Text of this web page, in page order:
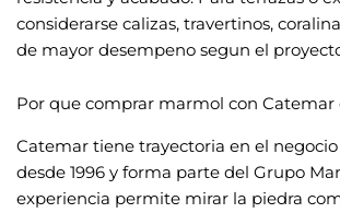
considerarse calizas, travertinos,
de mayor desempeno segun el
Por que comprar marmol con Catemar
Catemar tiene trayectoria en el
desde 1996 y forma parte del Grupo
experiencia permite mirar la piedra